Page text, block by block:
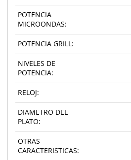
POTENCIA
MICROONDAS:
POTENCIA GRILL:
NIVELES DE
POTENCIA:
RELOJ:
DIAMETRO DEL
PLATO:
OTRAS
CARACTERISTICAS: